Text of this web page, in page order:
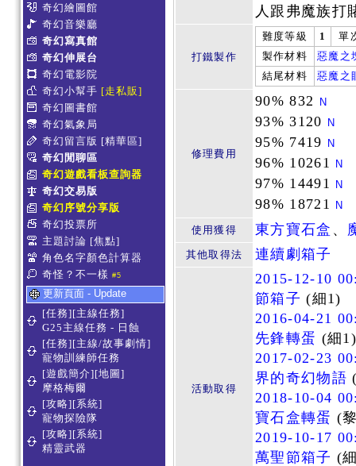
奇幻繪圖館
奇幻音樂廳
奇幻寫真館
奇幻伸展台
奇幻電影院
奇幻小幫手 [走私販]
奇幻圖書館
奇幻氣象局
奇幻留言版 [精華區]
奇幻閒聊區
奇幻遊戲看板查詢器
奇幻交易版
奇幻序號分享版
奇幻投票所
主題討論 [焦點]
角色名字顏色計算器
奇怪？不一樣 #5
更新頁面 - Update
[任務][主線任務]
G25主線任務 - 日蝕
[任務][主線/故事劇情]
寵物訓練師任務
[遊戲簡介][地圖]
摩格梅爾
[攻略][系統]
寵物探險隊
[攻略][系統]
精靈武器
人跟弗魔族打
打鐵製作
難度等級 1
單
製作材料
惡魔之
結尾材料
惡魔之
修理費用
90% 832 N
93% 3120 N
95% 7419 N
96% 10261 N
97% 14491 N
98% 18721 N
使用獲得 東方寶石盒 、
其他取得法 連續劇箱子
活動取得
2015-12-10
節箱子 (細1)
2016-04-21
先鋒轉蛋 (細
2017-02-23
界的奇幻物語
2018-10-04
寶石盒轉蛋 (
2019-10-17
萬聖節箱子 (